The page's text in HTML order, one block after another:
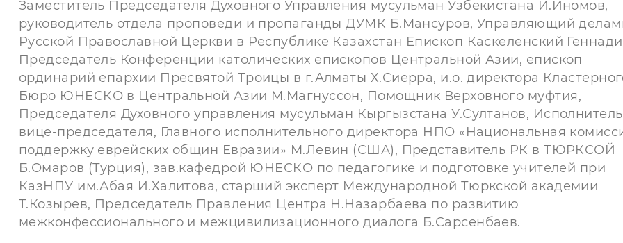
Заместитель Председателя Духовного Управления мусульман Узбекистана И.Иномов,
руководитель отдела проповеди и пропаганды ДУМК Б.Мансуров, Управляющий
Русской Православной Церкви в Республике Казахстан Епископ Каскеленский
Председатель Конференции католических епископов Центральной Азии, епископ
ординарий епархии Пресвятой Троицы в г.Алматы Х.Сиерра, и.о. директора
Бюро ЮНЕСКО в Центральной Азии М.Магнуссон, Помощник Верховного муфтия,
Председателя Духовного управления мусульман Кыргызстана У.Султанов, Исполнитель
вице-председателя, Главного исполнительного директора НПО «Национальная
поддержку еврейских общин Евразии» М.Левин (США), Представитель РК в ТЮРКСОЙ
Б.Омаров (Турция), зав.кафедрой ЮНЕСКО по педагогике и подготовке учителей при
КазНПУ им.Абая И.Халитова, старший эксперт Международной Тюркской академии
Т.Козырев, Председатель Правления Центра Н.Назарбаева по развитию
межконфессионального и межцивилизационного диалога Б.Сарсенбаев.